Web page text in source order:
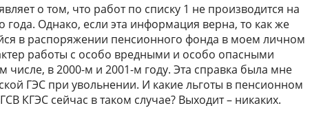
о том, что работ по списку 1 не производится на
года. Однако, если эта информация верна, то как же
в распоряжении пенсионного фонда в моем личном
работы с особо вредными и особо опасными
числе, в 2000-м и 2001-м году. Эта справка была мне
ГЭС при увольнении. И какие льготы в пенсионном
КГЭС сейчас в таком случае? Выходит – никаких.